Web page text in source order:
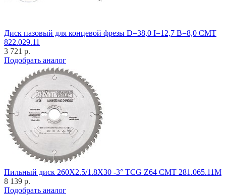
Диск пазовый для концевой фрезы D=38,0 I=12,7 B=8,0 CMT
822.029.11
3 721 р.
Подобрать аналог
Пильный диск 260X2.5/1.8X30 -3° TCG Z64 CMT 281.065.11M
8 139 р.
Подобрать аналог